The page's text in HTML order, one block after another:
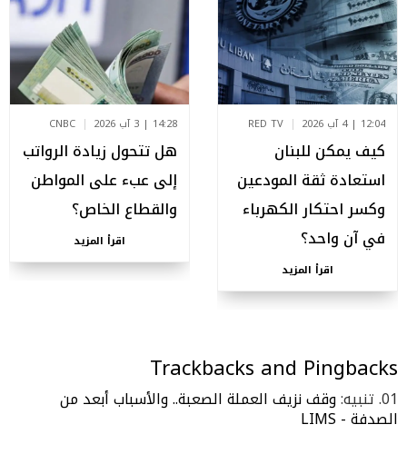
12:04 | 4 آب 2026 RED TV
كيف يمكن للبنان
استعادة ثقة المودعين
وكسر احتكار الكهرباء
في آن واحد؟
اقرأ المزيد
14:28 | 3 آب 2026 CNBC
هل تتحول زيادة الرواتب
إلى عبء على المواطن
والقطاع الخاص؟
اقرأ المزيد
Trackbacks and Pingbacks
تنبيه:وقف نزيف العملة الصعبة.. والأسباب أبعد من
الصدفة - LIMS